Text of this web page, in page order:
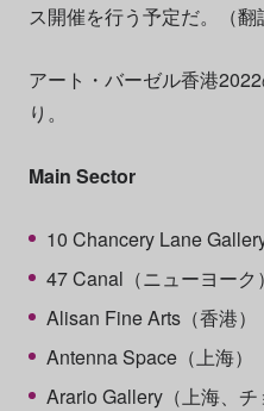
ス開催を行う予定だ。（翻
アート・バーゼル香港
り。
Main Sector
10 Chancery Lane
47 Canal（ニューヨーク）
Alisan Fine Arts（香港）
Antenna Space（上海）
Arario Gallery（上海、チ